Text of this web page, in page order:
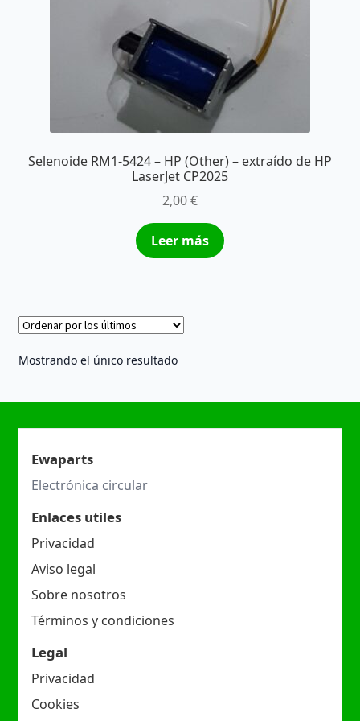
Selenoide RM1-5424 – HP (Other) – extraído de HP
LaserJet CP2025
2,00€
Leer más
Mostrando el único resultado
Ewaparts
Electrónica circular
Enlaces utiles
Privacidad
Aviso legal
Sobre nosotros
Términos y condiciones
Legal
Privacidad
Cookies